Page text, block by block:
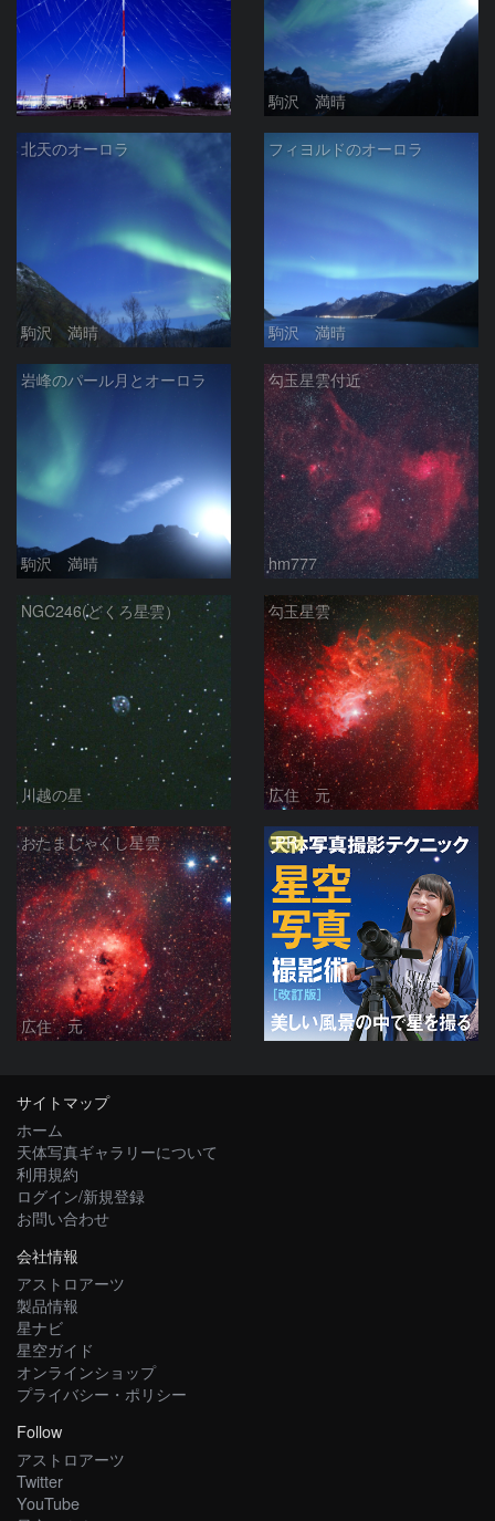
佐藤 純哉 駒沢 満晴
北天のオーロラ
駒沢 満晴
フィヨルドのオーロラ
駒沢 満晴
岩峰のパール月とオーロラ
駒沢 満晴
勾玉星雲付近
hm777
NGC246(どくろ星雲）
川越の星
勾玉星雲
広住 元
おたまじゃくし星雲
広住 元
PR
サイトマップ
ホーム
天体写真ギャラリーについて
利用規約
ログイン/新規登録
お問い合わせ
会社情報
アストロアーツ
製品情報
星ナビ
星空ガイド
オンラインショップ
プライバシー・ポリシー
Follow
アストロアーツ
Twitter
YouTube